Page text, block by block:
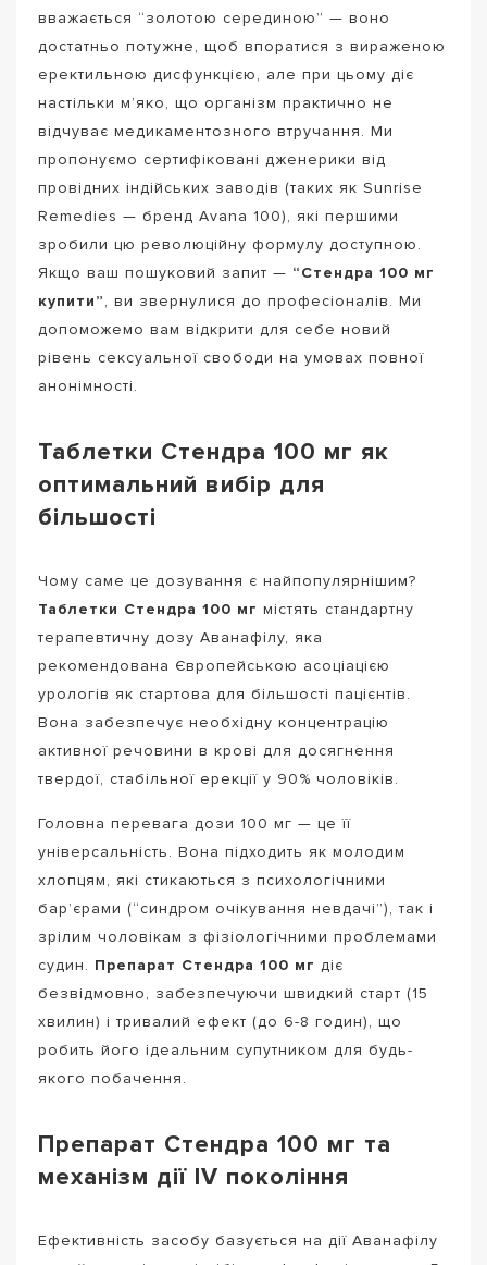
вважається “золотою серединою” — воно
достатньо потужне, щоб впоратися з вираженою
еректильною дисфункцією, але при цьому діє
настільки м’яко, що організм практично не
відчуває медикаментозного втручання. Ми
пропонуємо сертифіковані дженерики від
провідних індійських заводів (таких як Sunrise
Remedies — бренд Avana 100), які першими
зробили цю революційну формулу доступною.
Якщо ваш пошуковий запит — “Стендра 100 мг
купити”, ви звернулися до професіоналів. Ми
допоможемо вам відкрити для себе новий
рівень сексуальної свободи на умовах повної
анонімності.
Таблетки Стендра 100 мг як
оптимальний вибір для
більшості
Чому саме це дозування є найпопулярнішим?
Таблетки Стендра 100 мг містять стандартну
терапевтичну дозу Аванафілу, яка
рекомендована Європейською асоціацією
урологів як стартова для більшості пацієнтів.
Вона забезпечує необхідну концентрацію
активної речовини в крові для досягнення
твердої, стабільної ерекції у 90% чоловіків.
Головна перевага дози 100 мг — це її
універсальність. Вона підходить як молодим
хлопцям, які стикаються з психологічними
бар’єрами (“синдром очікування невдачі”), так і
зрілим чоловікам з фізіологічними проблемами
судин. Препарат Стендра 100 мг діє
безвідмовно, забезпечуючи швидкий старт (15
хвилин) і тривалий ефект (до 6-8 годин), що
робить його ідеальним супутником для будь-
якого побачення.
Препарат Стендра 100 мг та
механізм дії IV покоління
Ефективність засобу базується на дії Аванафілу